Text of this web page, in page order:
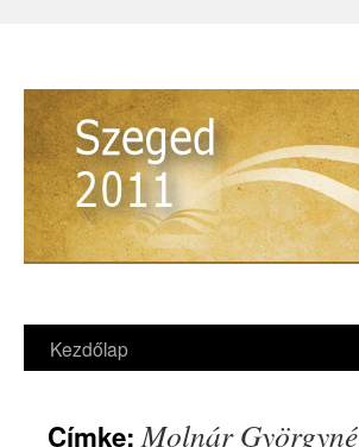
Kezdőlap
Címke:Molnár Györgyné